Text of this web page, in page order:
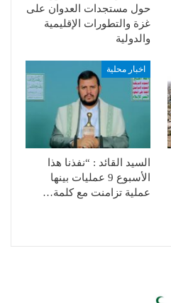
حول مستجدات العدوان على
غزة والتطورات الإقليمية
والدولية
اخبار محلية
السيد القائد : “نفذنا هذا
الأسبوع 9 عمليات بينها
عملية تزامنت مع كلمة…